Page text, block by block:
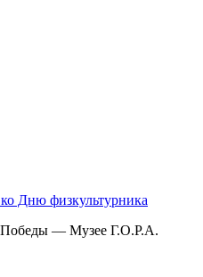
Дню физкультурника
Победы — Музее Г.О.Р.А.